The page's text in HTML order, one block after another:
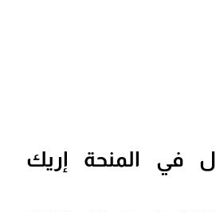
في المنحة إريك